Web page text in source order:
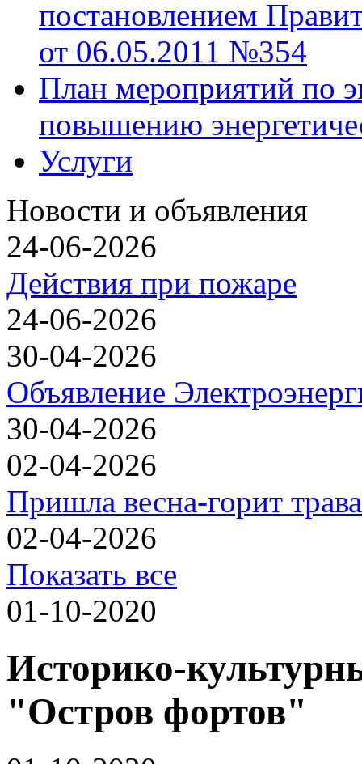
постановлением
от 06.05.2011 №354
План мероприятий по
повышению
Услуги
Новости и объявления
24-06-2026
Действия при пожаре
24-06-2026
30-04-2026
Объявление
30-04-2026
02-04-2026
Пришла весна-горит трава
02-04-2026
Показать все
01-10-2020
Историко-
"Остров фортов"